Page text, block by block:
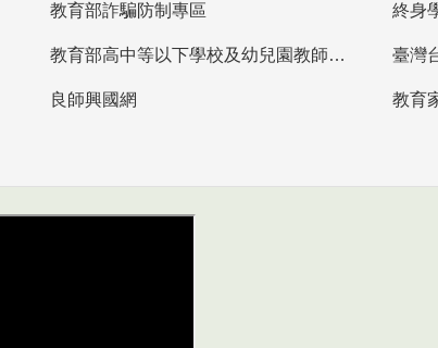
教育部詐騙防制專區 終身
教育部高中等以下學校及幼兒園教師資格檢定考試 臺灣
良師興國網
教育